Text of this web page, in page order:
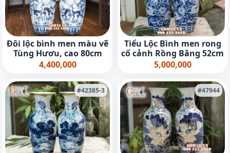
Đôi lộc bình men màu vẽ
Tùng Hươu, cao 80cm
4,400,000
Tiểu Lộc Bình men rong
cổ cảnh Rồng Băng 52cm
5,000,000
#42385-3 #47944